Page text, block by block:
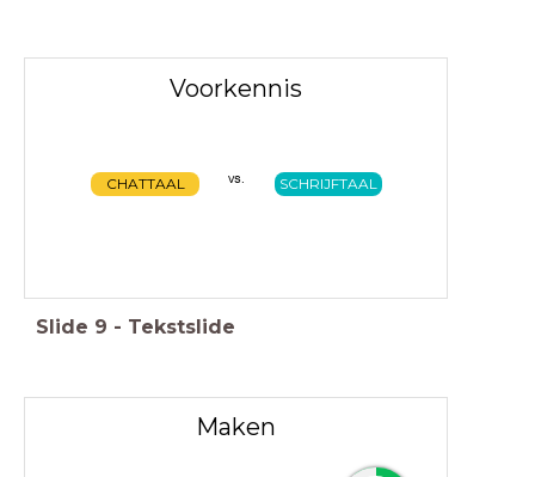
Voorkennis
vs.
CHATTAAL SCHRIJFTAAL
Slide 9 - Tekstslide
Maken